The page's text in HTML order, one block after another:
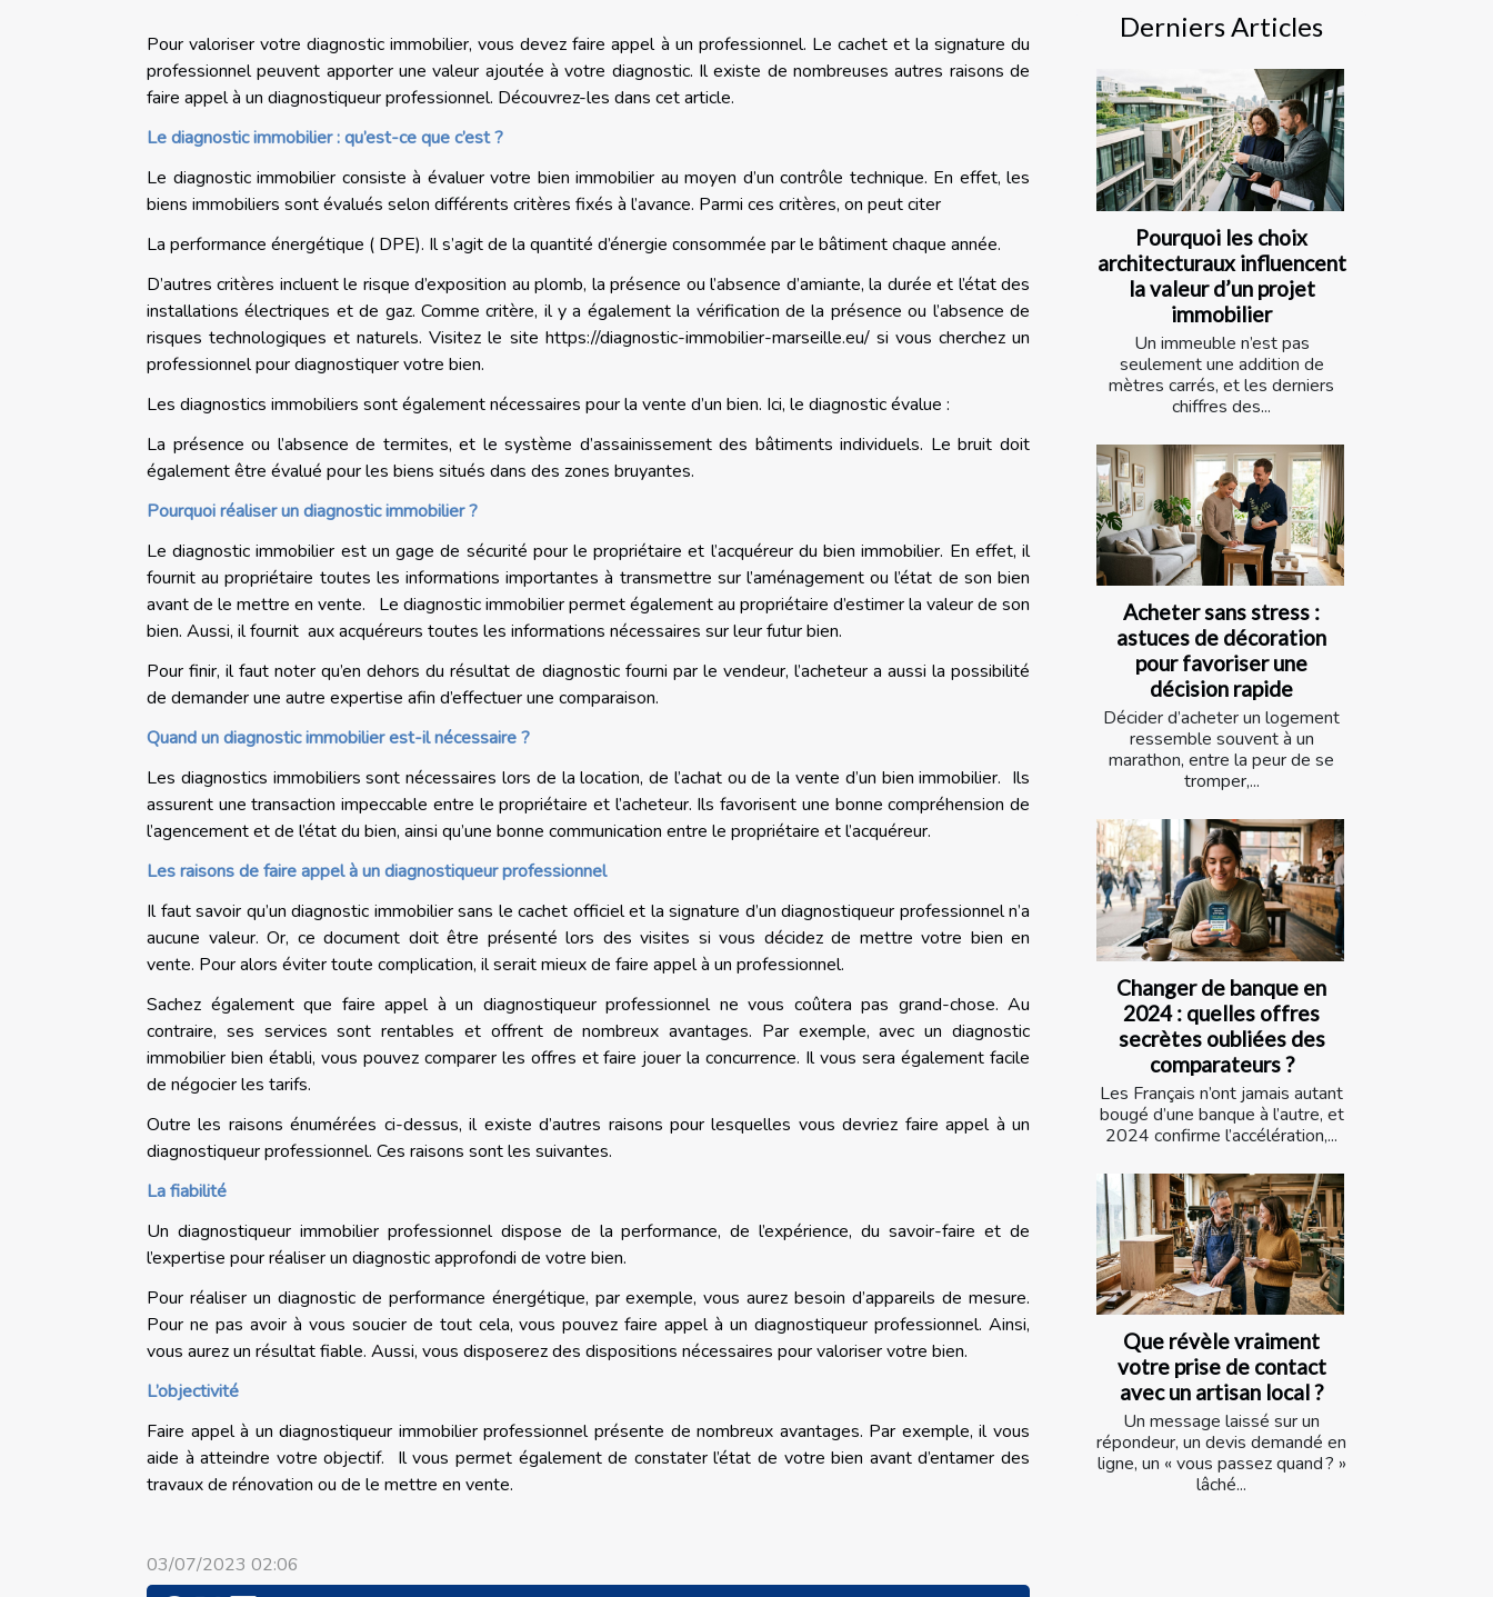
Pour valoriser votre diagnostic immobilier, vous devez faire appel à un professionnel. Le cachet et la signature du
professionnel peuvent apporter une valeur ajoutée à votre diagnostic. Il existe de nombreuses autres raisons de
faire appel à un diagnostiqueur professionnel. Découvrez-les dans cet article.
Le diagnostic immobilier : qu’est-ce que c’est ?
Le diagnostic immobilier consiste à évaluer votre bien immobilier au moyen d’un contrôle technique. En effet, les
biens immobiliers sont évalués selon différents critères fixés à l’avance. Parmi ces critères, on peut citer
La performance énergétique ( DPE). Il s’agit de la quantité d’énergie consommée par le bâtiment chaque année.
D’autres critères incluent le risque d’exposition au plomb, la présence ou l’absence d’amiante, la durée et l’état des
installations électriques et de gaz. Comme critère, il y a également la vérification de la présence ou l’absence de
risques technologiques et naturels. Visitez le site https://diagnostic-immobilier-marseille.eu/ si vous cherchez un
professionnel pour diagnostiquer votre bien.
Les diagnostics immobiliers sont également nécessaires pour la vente d’un bien. Ici, le diagnostic évalue :
La présence ou l’absence de termites, et le système d’assainissement des bâtiments individuels. Le bruit doit
également être évalué pour les biens situés dans des zones bruyantes.
Pourquoi réaliser un diagnostic immobilier ?
Le diagnostic immobilier est un gage de sécurité pour le propriétaire et l’acquéreur du bien immobilier. En effet, il
fournit au propriétaire toutes les informations importantes à transmettre sur l’aménagement ou l’état de son bien
avant de le mettre en vente. Le diagnostic immobilier permet également au propriétaire d’estimer la valeur de son
bien. Aussi, il fournit aux acquéreurs toutes les informations nécessaires sur leur futur bien.
Pour finir, il faut noter qu’en dehors du résultat de diagnostic fourni par le vendeur, l’acheteur a aussi la possibilité
de demander une autre expertise afin d’effectuer une comparaison.
Quand un diagnostic immobilier est-il nécessaire ?
Les diagnostics immobiliers sont nécessaires lors de la location, de l’achat ou de la vente d’un bien immobilier. Ils
assurent une transaction impeccable entre le propriétaire et l’acheteur. Ils favorisent une bonne compréhension de
l’agencement et de l’état du bien, ainsi qu’une bonne communication entre le propriétaire et l’acquéreur.
Les raisons de faire appel à un diagnostiqueur professionnel
Il faut savoir qu’un diagnostic immobilier sans le cachet officiel et la signature d’un diagnostiqueur professionnel n’a
aucune valeur. Or, ce document doit être présenté lors des visites si vous décidez de mettre votre bien en
vente. Pour alors éviter toute complication, il serait mieux de faire appel à un professionnel.
Sachez également que faire appel à un diagnostiqueur professionnel ne vous coûtera pas grand-chose. Au
contraire, ses services sont rentables et offrent de nombreux avantages. Par exemple, avec un diagnostic
immobilier bien établi, vous pouvez comparer les offres et faire jouer la concurrence. Il vous sera également facile
de négocier les tarifs.
Outre les raisons énumérées ci-dessus, il existe d’autres raisons pour lesquelles vous devriez faire appel à un
diagnostiqueur professionnel. Ces raisons sont les suivantes.
La fiabilité
Un diagnostiqueur immobilier professionnel dispose de la performance, de l’expérience, du savoir-faire et de
l’expertise pour réaliser un diagnostic approfondi de votre bien.
Pour réaliser un diagnostic de performance énergétique, par exemple, vous aurez besoin d’appareils de mesure.
Pour ne pas avoir à vous soucier de tout cela, vous pouvez faire appel à un diagnostiqueur professionnel. Ainsi,
vous aurez un résultat fiable. Aussi, vous disposerez des dispositions nécessaires pour valoriser votre bien.
L’objectivité
Faire appel à un diagnostiqueur immobilier professionnel présente de nombreux avantages. Par exemple, il vous
aide à atteindre votre objectif. Il vous permet également de constater l’état de votre bien avant d’entamer des
travaux de rénovation ou de le mettre en vente.
03/07/2023 02:06
Derniers Articles
Pourquoi les choix
architecturaux influencent
la valeur d’un projet
immobilier
Un immeuble n’est pas
seulement une addition de
mètres carrés, et les derniers
chiffres des...
Acheter sans stress :
astuces de décoration
pour favoriser une
décision rapide
Décider d’acheter un logement
ressemble souvent à un
marathon, entre la peur de se
tromper,...
Changer de banque en
2024 : quelles offres
secrètes oubliées des
comparateurs ?
Les Français n’ont jamais autant
bougé d’une banque à l’autre, et
2024 confirme l’accélération,...
Que révèle vraiment
votre prise de contact
avec un artisan local ?
Un message laissé sur un
répondeur, un devis demandé en
ligne, un « vous passez quand ? »
lâché...